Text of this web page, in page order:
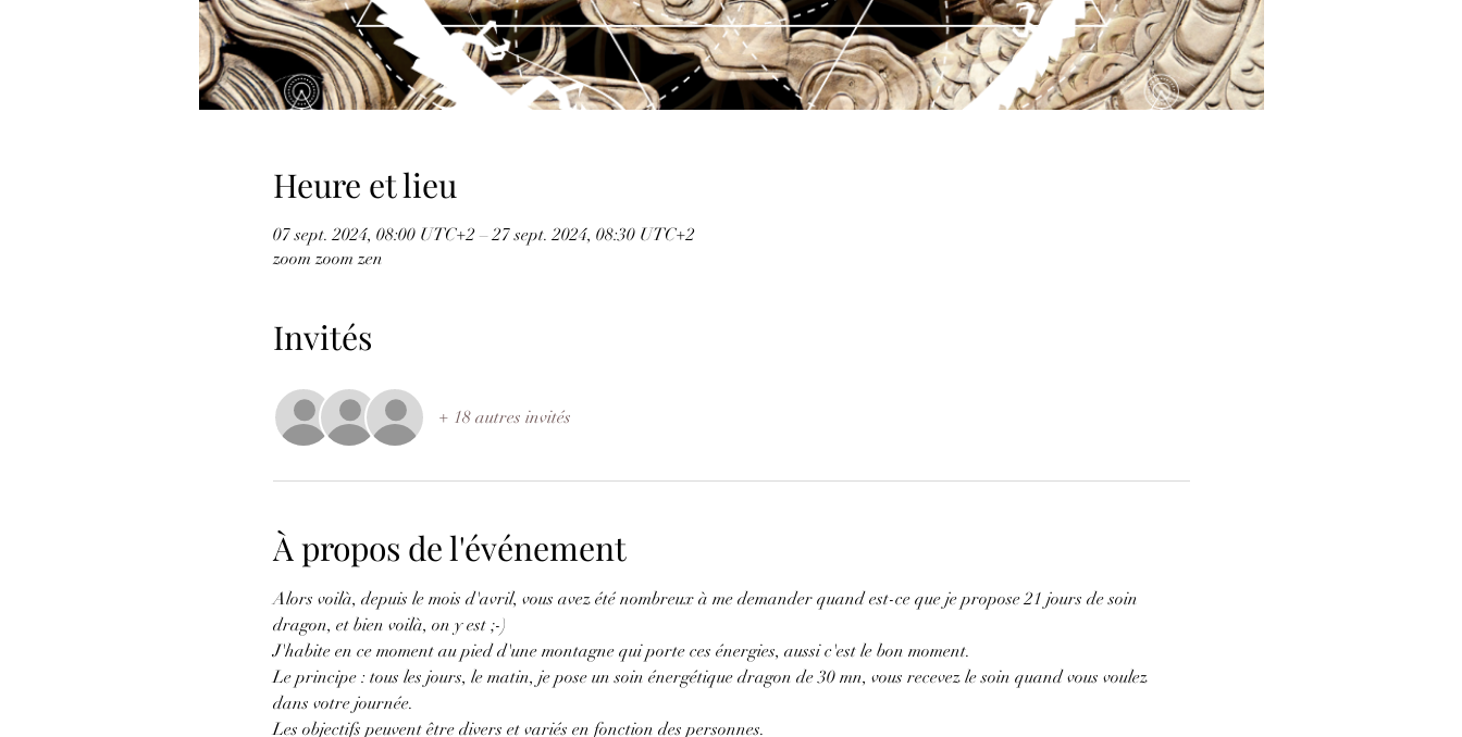
Heure et lieu
07 sept. 2024, 08:00 UTC+2 – 27 sept. 2024, 08:30 UTC+2
zoom zoom zen
Invités
+ 18 autres invités
À propos de l'événement
Alors voilà, depuis le mois d'avril, vous avez été nombreux à me demander quand est-ce que je propose 21 jours de soin
dragon, et bien voilà, on y est ;-)
J'habite en ce moment au pied d'une montagne qui porte ces énergies, aussi c'est le bon moment.
Le principe : tous les jours, le matin, je pose un soin énergétique dragon de 30 mn, vous recevez le soin quand vous voulez
dans votre journée.
Les objectifs peuvent être divers et variés en fonction des personnes.